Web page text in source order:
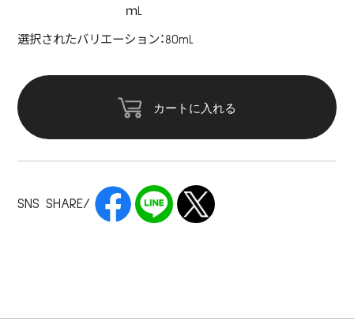
ｍL
選択されたバリエーション：80mL
カートに入れる
SNS SHARE/